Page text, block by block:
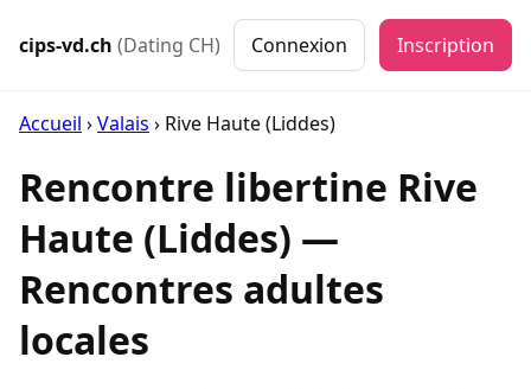
cips-vd.ch (Dating CH) Connexion Inscription
Accueil ›Valais › Rive Haute (Liddes)
Rencontre libertine Rive
Haute (Liddes) —
Rencontres adultes
locales